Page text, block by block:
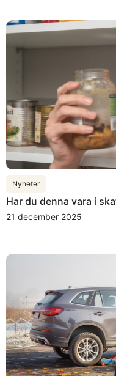
Nyheter
Har du denna vara i
21 december 2025